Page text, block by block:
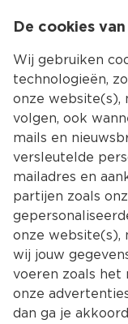
De cookies van
Wij gebruiken
technologieën,
onze website(s),
volgen, ook
mails en
versleutelde
mailadres en
partijen zoals
onze website(s),
wij jouw
voeren zoals
onze
dan ga je